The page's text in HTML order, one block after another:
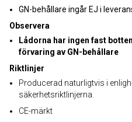
GN-behållare ingår EJ i
Observera
Lådorna har ingen fast
förvaring av GN-behållare
Riktlinjer
Producerad naturligtvis i
säkerhetsriktlinjerna.
CE-märkt